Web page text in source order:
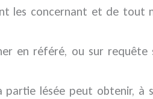
les concernant et de tout
en référé, ou sur requête
partie lésée peut obtenir,